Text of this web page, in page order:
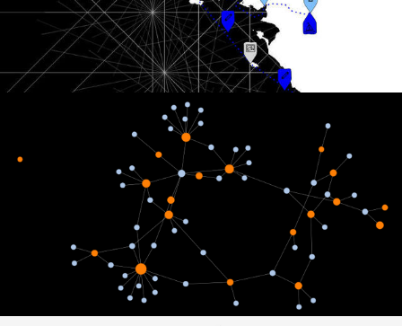
web dataviz
Constellation bibliographique : sur les
épaules de Darwin